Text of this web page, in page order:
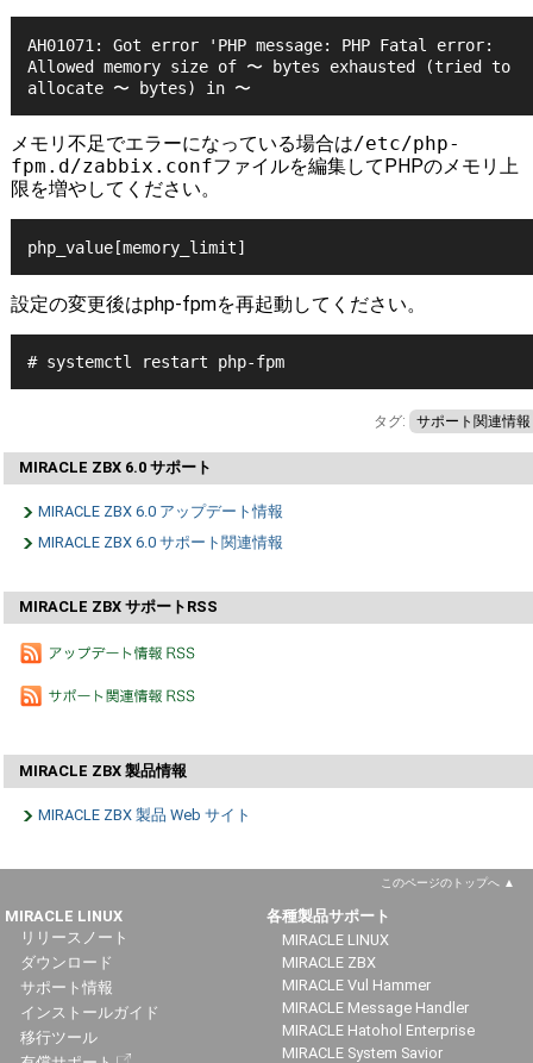
AH01071: Got error 'PHP message: PHP Fatal error:
Allowed memory size of 〜 bytes exhausted (tried to
allocate 〜 bytes) in 〜
メモリ不足でエラーになっている場合は/etc/php-
fpm.d/zabbix.confファイルを編集してPHPのメモリ上
限を増やしてください。
php_value[memory_limit]
設定の変更後はphp-fpmを再起動してください。
# systemctl restart php-fpm
タグ: サポート関連情報
MIRACLE ZBX 6.0 サポート
MIRACLE ZBX 6.0 アップデート情報
MIRACLE ZBX 6.0 サポート関連情報
MIRACLE ZBX サポートRSS
MIRACLE ZBX 製品情報
MIRACLE ZBX 製品 Web サイト
このページのトップへ
MIRACLE LINUX
リリースノート
ダウンロード
サポート情報
インストールガイド
移行ツール
各種製品サポート
MIRACLE LINUX
MIRACLE ZBX
MIRACLE Vul Hammer
MIRACLE Message Handler
MIRACLE Hatohol Enterprise
MIRACLE System Savior